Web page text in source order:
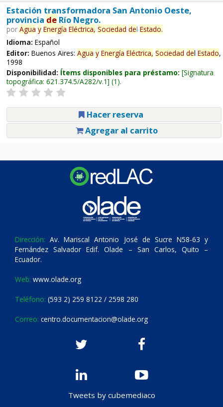
Estación transformadora San Antonio Oeste,
provincia deRío Negro.
por Agua y Energía Eléctrica, Sociedad del Estado.
Idioma: Español
Editor: Buenos Aires: Agua y Energía Eléctrica, Sociedad del Estado,
1998
Disponibilidad: Ítems disponibles para préstamo: Signatura
topográfica: 621.374.5/A282/v.1 (1).
Hacer reserva
Agregar al carrito
Dirección: Av. Mariscal Antonio José de Sucre N58-63 y
Fernández Salvador Edif. Olade – San Carlos, Quito –
Ecuador.
Web: www.olade.org
Teléfono: (593 2) 259 8122 / 2598 280
Correo: centro.documentacion@olade.org
Tweets by cubemediaco